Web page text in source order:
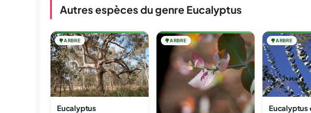
Autres espèces du genre Eucalyptus
🌳ARBRE
Eucalyptus
🌳ARBRE 🌳ARBRE
Eucalyptus